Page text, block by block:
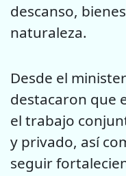
descanso,
naturaleza.
Desde el
destacaron que
el trabajo
y privado, así
seguir